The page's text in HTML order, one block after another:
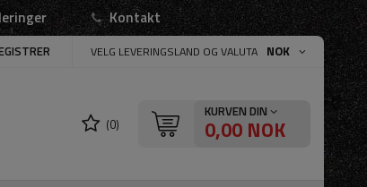
Kontakt
VELG LEVERINGSLAND OG VALUTA NOK
(0)
KURVEN DIN
0,00 NOK